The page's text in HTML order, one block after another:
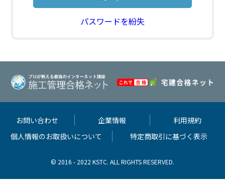
パスワードを紛失
お問い合わせ 企業情報
利用規約
個人情報のお取扱いについて
特定商取引に基づく表示
© 2016 - 2022 KSTC. ALL RIGHTS RESERVED.